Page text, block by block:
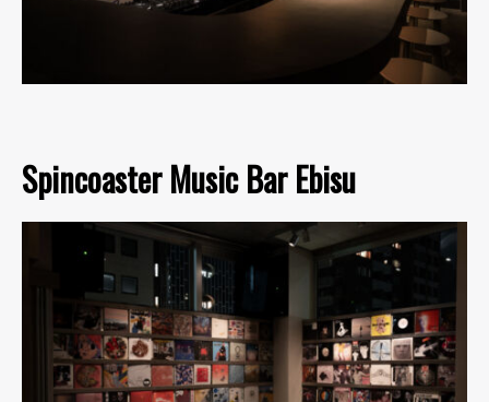
Spincoaster Music Bar Ebisu